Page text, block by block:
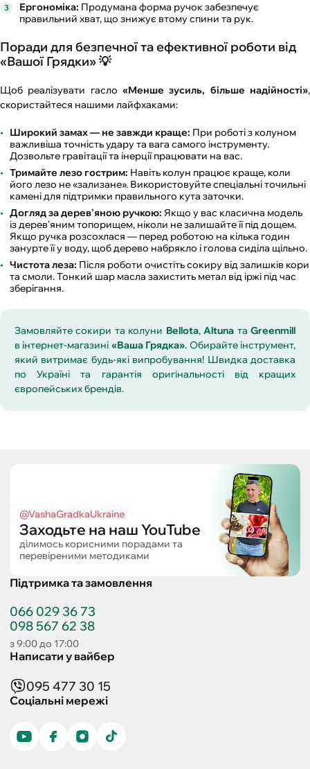
Ергономіка: Продумана форма ручок забезпечує
правильний хват, що знижує втому спини та рук.
Поради для безпечної та ефективної роботи від
«Вашої Грядки» 💡
Щоб реалізувати гасло «Менше зусиль, більше надійності»,
скористайтеся нашими лайфхаками:
Широкий замах — не завжди краще: При роботі з колуном
важливіша точність удару та вага самого інструменту.
Дозвольте гравітації та інерції працювати на вас.
Тримайте лезо гострим: Навіть колун працює краще, коли
його лезо не «зализане». Використовуйте спеціальні точильні
камені для підтримки правильного кута заточки.
Догляд за дерев'яною ручкою: Якщо у вас класична модель
із дерев'яним топорищем, ніколи не залишайте її під дощем.
Якщо ручка розсохлася — перед роботою на кілька годин
занурте її у воду, щоб дерево набрякло і голова сиділа щільно.
Чистота леза: Після роботи очистіть сокиру від залишків кори
та смоли. Тонкий шар масла захистить метал від іржі під час
зберігання.
Замовляйте сокири та колуни Bellota,Altuna таGreenmill
в інтернет-магазині «Ваша Грядка». Обирайте інструмент,
який витримає будь-які випробування! Швидка доставка
по Україні та гарантія оригінальності від кращих
європейських брендів.
@VashaGradkaUkraine
Заходьте на наш YouTube
ділимось корисними порадами та
перевіреними методиками
Підтримка та замовлення
066 029 36 73
098 567 62 38
з 9:00 до 17:00
Написати у вайбер
095 477 30 15
Соціальні мережі